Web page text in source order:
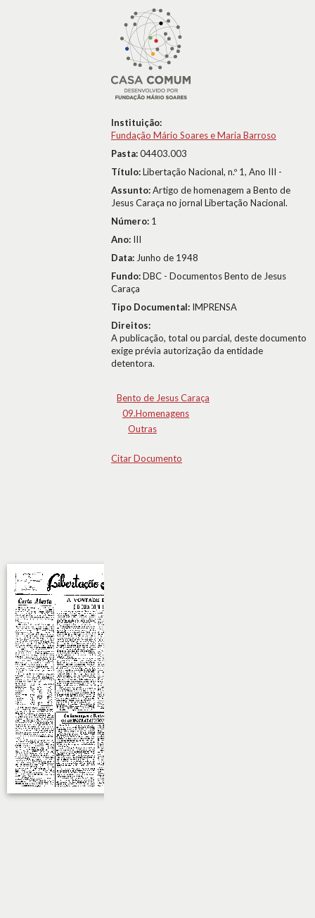
Instituição:
Fundação Mário Soares e Maria Barroso
Pasta:04403.003
Título:Libertação Nacional, n.º 1, Ano III -
Assunto:Artigo de homenagem a Bento de
Jesus Caraça no jornal Libertação Nacional.
Número: 1
Ano: III
Data: Junho de 1948
Fundo:DBC - Documentos Bento de Jesus
Caraça
Tipo Documental: IMPRENSA
Direitos:
A publicação, total ou parcial, deste documento
exige prévia autorização da entidade
detentora.
Bento de Jesus Caraça
09.Homenagens
Outras
Citar Documento